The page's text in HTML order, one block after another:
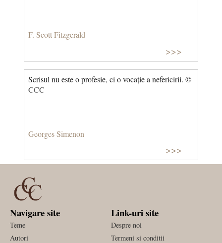
F. Scott Fitzgerald
>>>
Scrisul nu este o profesie, ci o vocație a nefericirii. ©
CCC
Georges Simenon
>>>
Navigare site
Teme
Autori
Link-uri site
Despre noi
Termeni si conditii